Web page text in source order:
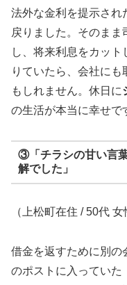
法外な金利を提示され
戻りました。そのま
し、将来利息をカッ
りていたら、会社に
もしれません。休日に
の生活が本当に幸せで
③「チラシの甘い言
解でした」
（上松町在住 / 50代 女
借金を返すために別の
のポストに入っていた